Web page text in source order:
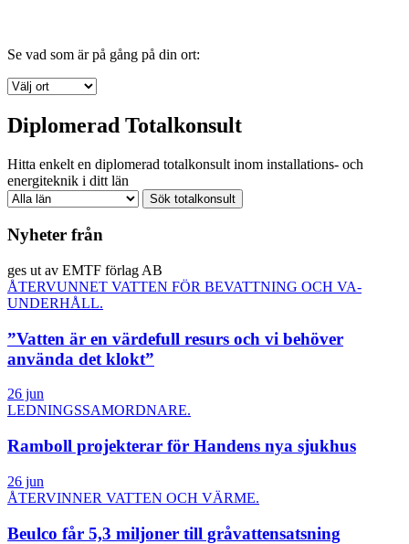
Se vad som är på gång på din ort:
Diplomerad Totalkonsult
Hitta enkelt en diplomerad totalkonsult inom installations- och
energiteknik i ditt län
Nyheter från
ges ut av EMTF förlag AB
ÅTERVUNNET VATTEN FÖR BEVATTNING OCH VA-
UNDERHÅLL.
”Vatten är en värdefull resurs och vi behöver
använda det klokt”
26 jun
LEDNINGSSAMORDNARE.
Ramboll projekterar för Handens nya sjukhus
26 jun
ÅTERVINNER VATTEN OCH VÄRME.
Beulco får 5,3 miljoner till gråvattensatsning